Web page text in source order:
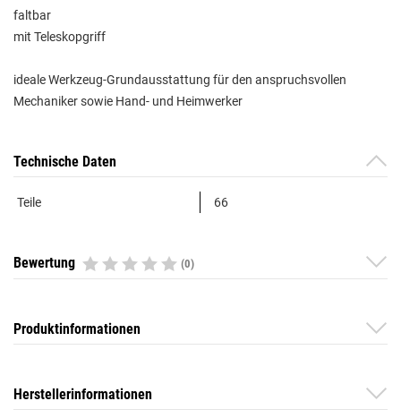
faltbar
mit Teleskopgriff
ideale Werkzeug-Grundausstattung für den anspruchsvollen
Mechaniker sowie Hand- und Heimwerker
Technische Daten
Teile 66
Bewertung (0)
Produktinformationen
Herstellerinformationen